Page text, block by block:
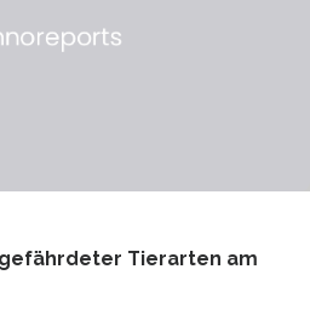
Tierarten am